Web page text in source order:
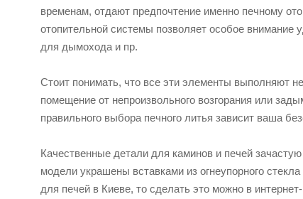
временам, отдают предпочтение именно печному
отопительной системы позволяет особое
для дымохода и пр.
Стоит понимать, что все эти элементы выполняют
помещение от непроизвольного возгорания или
правильного выбора печного литья зависит ваша
Качественные детали для каминов и печей
модели украшены вставками из огнеупорного
для печей в Киеве, то сделать это можно в